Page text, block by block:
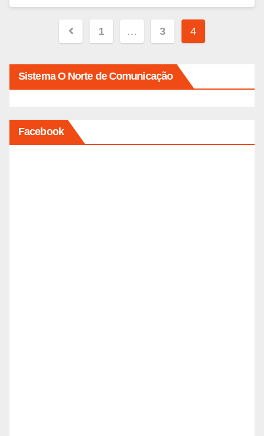
Paginação
posts
1 … 3 4
Sistema O Norte de Comunicação
Facebook